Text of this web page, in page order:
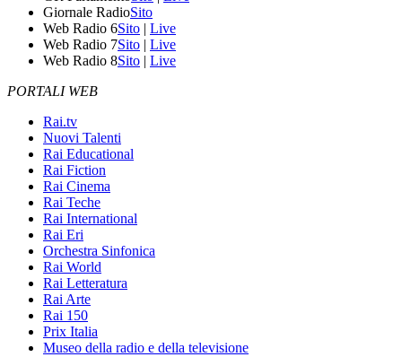
Giornale RadioSito
Web Radio 6Sito | Live
Web Radio 7Sito | Live
Web Radio 8Sito | Live
PORTALI WEB
Rai.tv
Nuovi Talenti
Rai Educational
Rai Fiction
Rai Cinema
Rai Teche
Rai International
Rai Eri
Orchestra Sinfonica
Rai World
Rai Letteratura
Rai Arte
Rai 150
Prix Italia
Museo della radio e della televisione